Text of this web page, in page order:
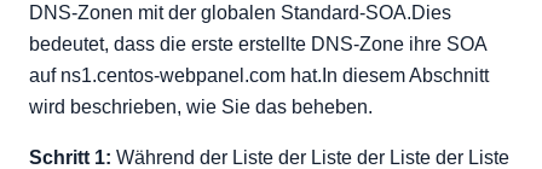
DNS-Zonen mit der globalen Standard-SOA.Dies
bedeutet, dass die erste erstellte DNS-Zone ihre SOA
auf ns1.centos-webpanel.com hat.In diesem Abschnitt
wird beschrieben, wie Sie das beheben.
Schritt 1: Während der Liste der Liste der Liste der Liste